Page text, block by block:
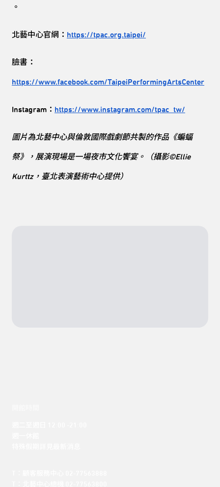
。
北藝中心官網： https://tpac.org.taipei/
臉書：
https://www.facebook.com/TaipeiPerformingArtsCenter
Instagram： https://www.instagram.com/tpac_tw/
圖片為北藝中心與倫敦國際戲劇節共製的作品《蝙蝠
祭》，展演現場是一場夜市文化饗宴。（攝影©Ellie
Kurttz，臺北表演藝術中心提供）